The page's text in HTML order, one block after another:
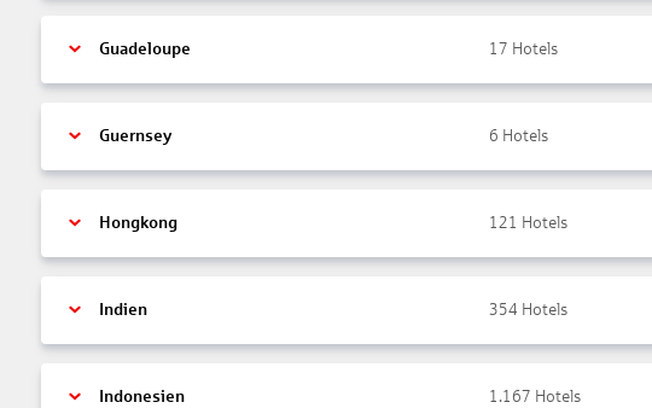
Guadeloupe 17 Hotels
Guernsey 6 Hotels
Hongkong 121 Hotels
Indien 354 Hotels
Indonesien 1.167 Hotels